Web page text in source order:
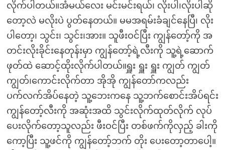
လိုက်ပါတယ်။အံမယ်လေး မင်းမင်းရယ်၊ လိုးပါ၊လိုးပါဆို
တော့လဲ မလိုးပဲ ပွတ်နေတယ်။ မမအရမ်းခံချင်နေပြီ၊ လိုး
ပါတော့၊ သွင်း၊ သွင်း၊အား။ သူဖီးဝင်ပြီး ကျွန်တော့်ကို အ
တင်းလိုးခိုင်းနေတုန်းမှာ ကျွန်တော့်ရဲ့လီးကို သူ့ရဲ့ဆောက်
ဖုတ်ထဲ ဆောင့်ထိုးလိုက်ပါတယ်။ရှူး ရှူး ရှူး ကျွတ် ကျွတ်
ကျွတ်၊ကောင်းလိုက်တာ အိုအို ကျွန်တော်ကလည်း
ပက်လက်အိပ်နေတဲ့ သူ့ဘေးကနေ သူ့ဘက်စောင်းအိပ်ရင်း
ကျွန်တော့်လီးကို အဆုံးအထိ သွင်းလိုက်ထုတ်လိုက် လုပ်
ပေးလိုက်တော့သူလည်း ဖီးဝင်ပြီး တစ်ဖက်ကိုလှည့် ခါးကို
ကော့ပြီး သူ့ဖင်ကို ကျွန်တော့်ဘက် တိုး ပေးတော့တာပေါ့။